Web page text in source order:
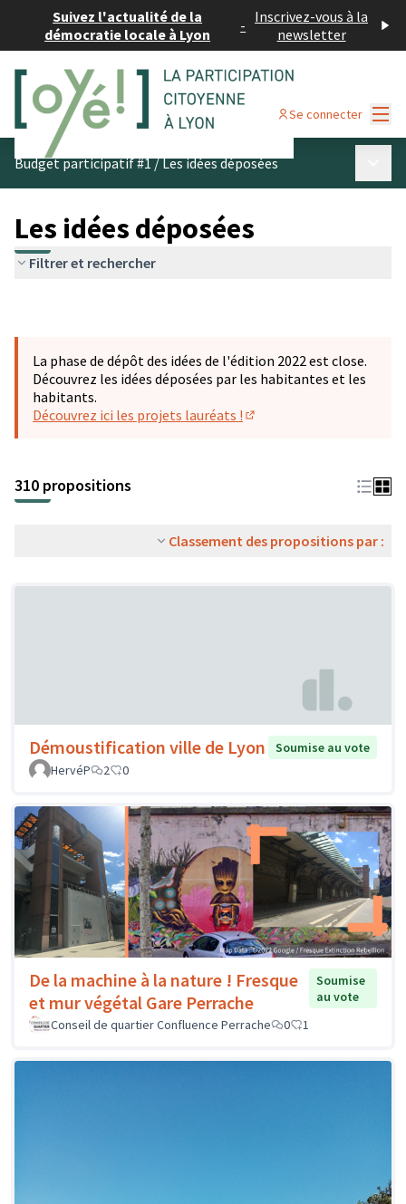
Suivez l'actualité de la
démocratie locale à Lyon
- Inscrivez-vous à la
newsletter
Se connecter
Budget participatif #1/Les idées déposées
Les idées déposées
Filtrer et rechercher
La phase de dépôt des idées de l'édition 2022 est close.
Découvrez les idées déposées par les habitantes et les
habitants.
Découvrez ici les projets lauréats !
310 propositions
Classement des propositions par :
Démoustification ville de Lyon
Soumise au vote
HervéP
2 0
De la machine à la nature ! Fresque
et mur végétal Gare Perrache
Soumise
au vote
Conseil de quartier Confluence Perrache
0 1